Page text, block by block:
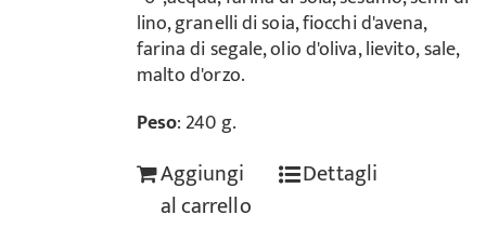
lino, granelli di soia, fiocchi d'avena,
farina di segale, olio d'oliva, lievito, sale,
malto d'orzo.
Peso: 240 g.
Aggiungi
al carrello
Dettagli